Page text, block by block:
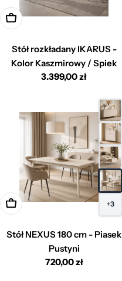
Dodaj do koszyka
Stół rozkładany IKARUS -
Kolor Kaszmirowy / Spiek
Cena
3.399,00 zł
+3
Dodaj do koszyka
Stół NEXUS 180 cm - Piasek
Pustyni
Cena
720,00 zł